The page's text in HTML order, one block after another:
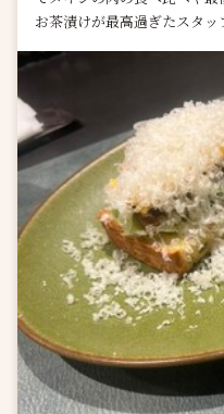
お茶漬けが最高過ぎたスタ